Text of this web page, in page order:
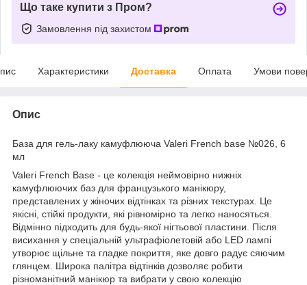
Що таке купити з Пром?
Замовлення під захистом
Характеристики Доставка Оплата Умови
Опис
База для гель-лаку камуфлююча Valeri French base №026, 6
мл
Valeri French Base - це колекція неймовірно нижніх
камуфлюючих баз для французького манікюру,
представлених у жіночих відтінках та різних текстурах. Це
якісні, стійкі продукти, які рівномірно та легко наносяться.
Відмінно підходить для будь-якої нігтьової пластини. Після
висихання у спеціальній ультрафіолетовій або LED лампі
утворює щільне та гладке покриття, яке довго радує сяючим
глянцем. Широка палітра відтінків дозволяє робити
різноманітний манікюр та вибрати у свою колекцію